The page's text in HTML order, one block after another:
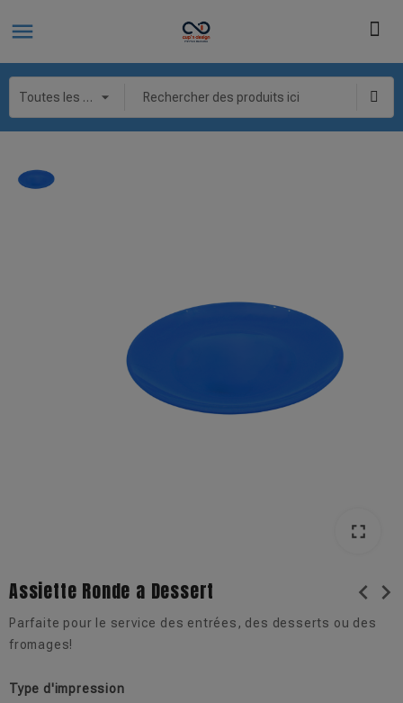
fullscreen
Assiette Ronde a Dessert chevron_left chevron_right
Parfaite pour le service des entrées, des desserts ou des
fromages!
Type d'impression